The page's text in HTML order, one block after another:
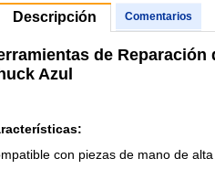
Descripción Comentarios
de
Azul
con piezas de mano de